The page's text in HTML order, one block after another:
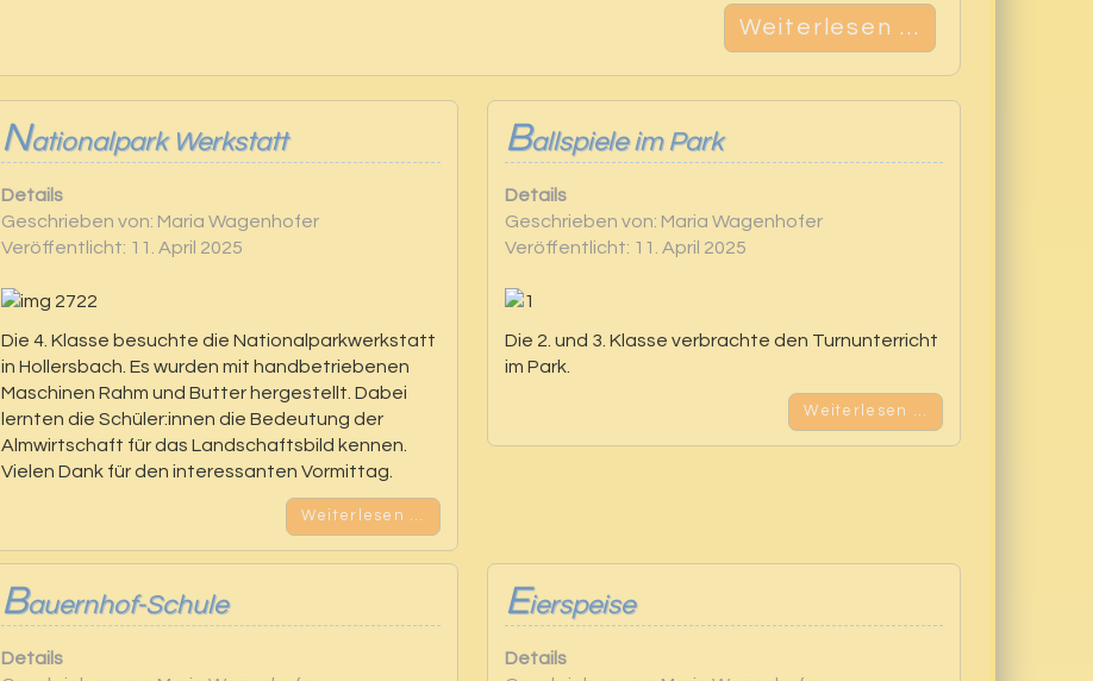
Weiterlesen …
Nationalpark Werkstatt
Details
Geschrieben von: Maria Wagenhofer
Veröffentlicht: 11. April 2025
Die 4. Klasse besuchte die Nationalparkwerkstatt
in Hollersbach. Es wurden mit handbetriebenen
Maschinen Rahm und Butter hergestellt. Dabei
lernten die Schüler:innen die Bedeutung der
Almwirtschaft für das Landschaftsbild kennen.
Vielen Dank für den interessanten Vormittag.
Weiterlesen …
Ballspiele im Park
Details
Geschrieben von: Maria Wagenhofer
Veröffentlicht: 11. April 2025
Die 2. und 3. Klasse verbrachte den Turnunterricht
im Park.
Weiterlesen …
Bauernhof-Schule
Details
Eierspeise
Details